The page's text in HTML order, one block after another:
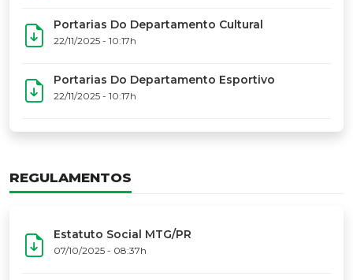
Portarias Do Departamento Cultural
22/11/2025 - 10:17h
Portarias Do Departamento Esportivo
22/11/2025 - 10:17h
REGULAMENTOS
Estatuto Social MTG/PR
07/10/2025 - 08:37h